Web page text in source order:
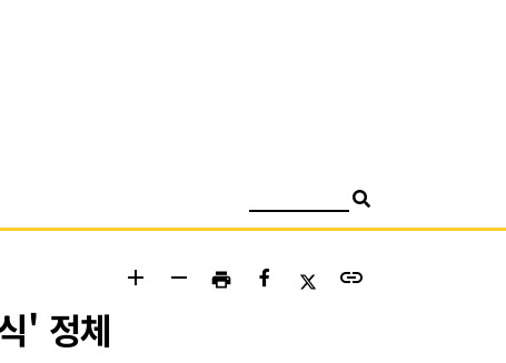
add remove print link
' 정체